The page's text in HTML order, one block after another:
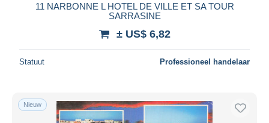
11 NARBONNE L HOTEL DE VILLE ET SA TOUR
SARRASINE
± US$ 6,82
Statuut Professioneel handelaar
Nieuw